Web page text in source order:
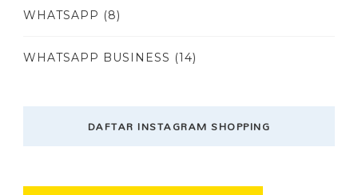
WHATSAPP (8)
WHATSAPP BUSINESS (14)
DAFTAR INSTAGRAM SHOPPING